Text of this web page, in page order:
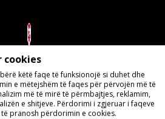
cookies
këtë faqe të funksionojë si duhet dhe
e mëtejshëm të faqes për përvojën më të
më të mirë të përmbajtjes, reklamim,
e shitjeve. Përdorimi i zgjeruar i faqeve
pranosh përdorimin e cookies.